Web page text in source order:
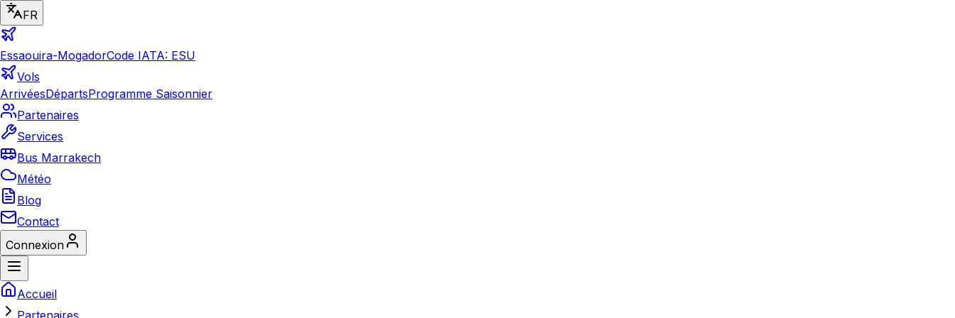
FR
Essaouira-MogadorCode IATA: ESU
Vols
ArrivéesDépartsProgramme Saisonnier
Partenaires
Services
Bus Marrakech
Météo
Blog
Contact
Connexion
Accueil
Partenaires